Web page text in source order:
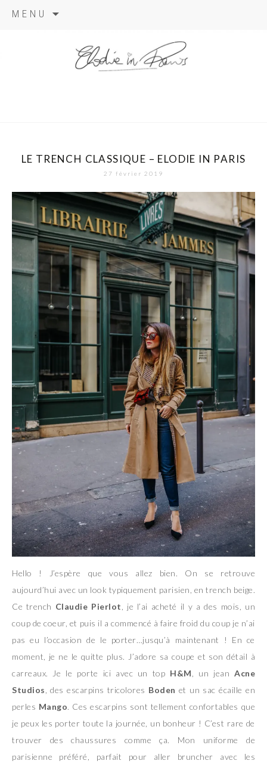
MENU
LE TRENCH CLASSIQUE – ELODIE IN PARIS
27 février 2019
Hello ! J’espère que vous allez bien. On se retrouve
aujourd’hui avec un look typiquement parisien, en trench beige.
Ce trench Claudie Pierlot , je l’ai acheté il y a des mois, un
coup de coeur, et puis il a commencé à faire froid du coup je n’ai
pas eu l’occasion de le porter…jusqu’à maintenant ! En ce
moment, je ne le quitte plus. J’adore sa coupe et son détail à
carreaux. Je le porte ici avec un top H&M , un jeanAcne
Studios , des escarpins tricolores Boden et un sac écaille en
perles Mango. Ces escarpins sont tellement confortables que
je peux les porter toute la journée, un bonheur ! C’est rare de
trouver des chaussures comme ça. Mon uniforme de
parisienne préféré, parfait pour aller bruncher avec les